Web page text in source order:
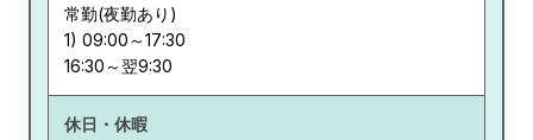
常勤(夜勤あり)
1) 09:00～17:30
休日・休暇